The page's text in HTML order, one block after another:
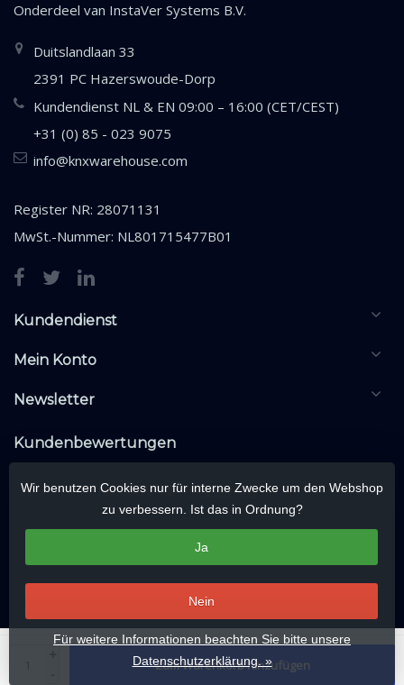
Zum Warenkorb hinzufügen
Onderdeel van InstaVer Systems B.V.
Duitslandlaan 33
2391 PC Hazerswoude-Dorp
Kundendienst NL & EN 09:00 – 16:00 (CET/CEST)
+31 (0) 85 - 023 9075
info@knxwarehouse.com
Register NR: 28071131
MwSt.-Nummer: NL801715477B01
Kundendienst
Mein Konto
Newsletter
Kundenbewertungen
Wir benutzen Cookies nur für interne Zwecke um den Webshop
zu verbessern. Ist das in Ordnung?
Ja
Nein
Für weitere Informationen beachten Sie bitte unsere
Datenschutzerklärung. »
voorbehouden